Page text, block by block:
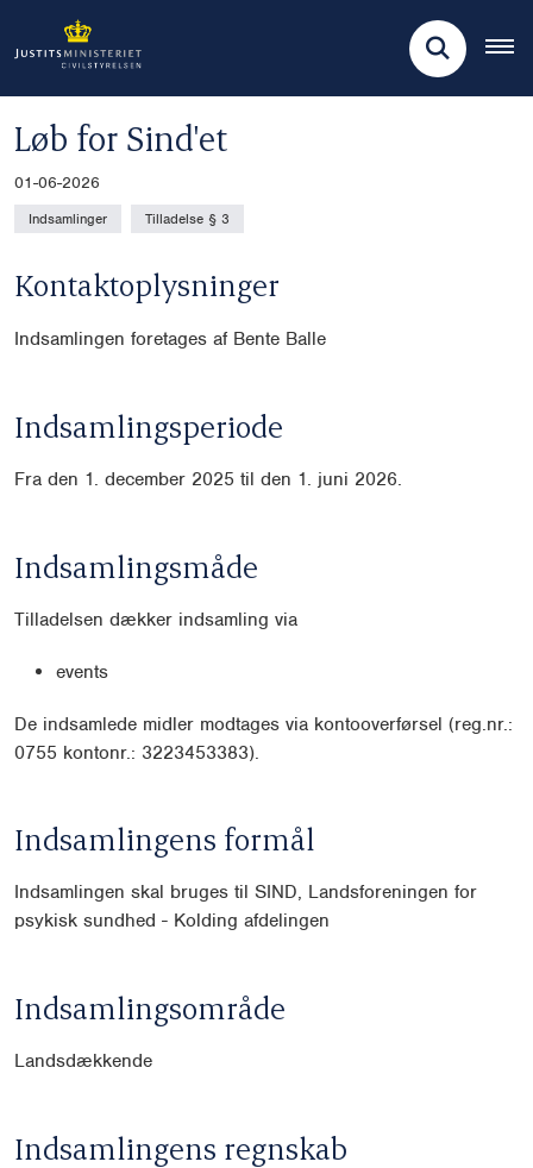
Løb for Sind'et
01-06-2026
Indsamlinger Tilladelse § 3
Kontaktoplysninger
Indsamlingen foretages af Bente Balle
Indsamlingsperiode
Fra den 1. december 2025 til den 1. juni 2026.
Indsamlingsmåde
Tilladelsen dækker indsamling via
events
De indsamlede midler modtages via kontooverførsel (reg.nr.:
0755 kontonr.: 3223453383).
Indsamlingens formål
Indsamlingen skal bruges til SIND, Landsforeningen for
psykisk sundhed - Kolding afdelingen
Indsamlingsområde
Landsdækkende
Indsamlingens regnskab